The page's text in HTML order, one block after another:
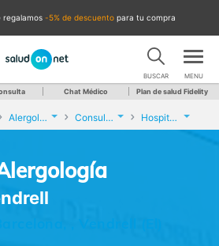
regalamos -5% de descuento para tu compra
BUSCAR MENU
Chat Médico Plan de salud Fidelity
Alergología Consulta de Alergología Hospital del Vendrell